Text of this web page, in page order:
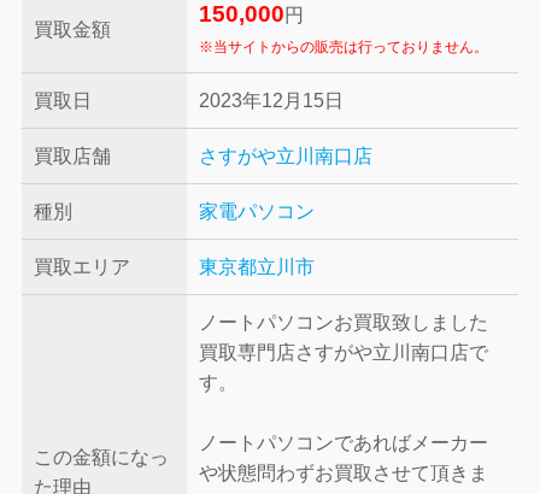
買取金額
150,000 円
※当サイトからの販売は行っておりません。
買取日 2023年12月15日
買取店舗 さすがや立川南口店
種別 家電パソコン
買取エリア 東京都立川市
この金額になっ
た理由
ノートパソコンお買取致しました
買取専門店さすがや立川南口店で
す。
ノートパソコンであればメーカー
や状態問わずお買取させて頂きま